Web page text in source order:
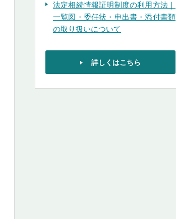
法定相続情報証明制度の利用方法｜
一覧図・委任状・申出書・添付書類
の取り扱いについて
詳しくはこちら